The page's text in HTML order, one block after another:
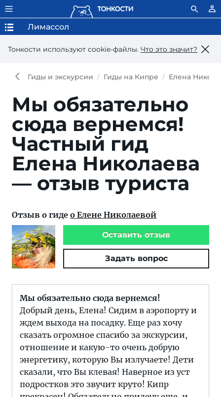
Тонкости используют сookie-файлы. Что это значит?
Лимассол
Гиды и экскурсии Гиды на Кипре Елена
Мы обязательно
сюда вернемся!
Частный гид
Елена Николаева
— отзыв туриста
Отзыв о гиде о Елене Николаевой
Оставить отзыв
Задать вопрос
Мы обязательно сюда вернемся!
Добрый день, Елена! Сидим в аэропорту и
ждем выхода на посадку. Еще раз хочу
сказать огромное спасибо за экскурсии,
отношение и какую-то очень добрую
энергетику, которую Вы излучаете! Дети
сказали, что Вы клевая! Наверное из уст
подростков это звучит круто! Кипр